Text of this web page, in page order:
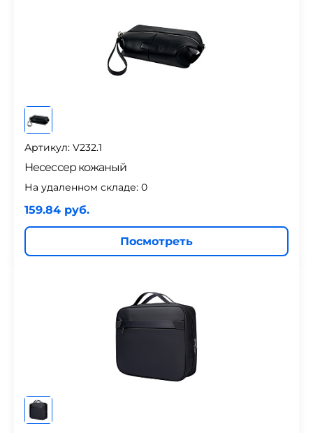
Артикул: V232.1
Несессер кожаный
На удаленном складе: 0
159.84 руб.
Посмотреть